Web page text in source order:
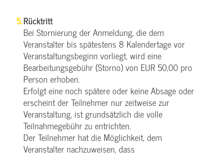
Rücktritt
Bei Stornierung der Anmeldung, die dem
Veranstalter bis spätestens 8 Kalendertage vor
Veranstaltungsbeginn vorliegt, wird eine
Bearbeitungsgebühr (Storno) von EUR 50,00 pro
Person erhoben.
Erfolgt eine noch spätere oder keine Absage oder
erscheint der Teilnehmer nur zeitweise zur
Veranstaltung, ist grundsätzlich die volle
Teilnahmegebühr zu entrichten.
Der Teilnehmer hat die Möglichkeit, dem
Veranstalter nachzuweisen, dass